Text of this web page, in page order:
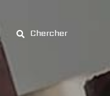
Chercher